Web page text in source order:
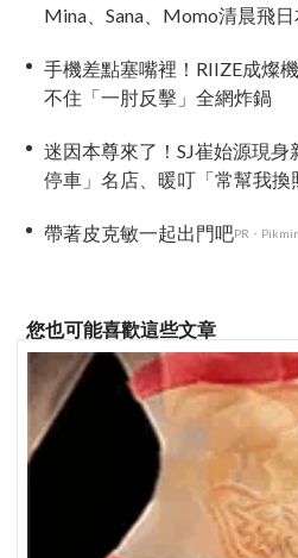
Mina、Sana、Momo清晨飛
手機差點塞嘴裡！RIIZE成燦
不住「一肘反擊」全網炸鍋
迷因本尊來了！SJ崔始源現
停車」名店、暖叮「常幫我換
帶著皮克敏一起出門吧PR・
您也可能喜歡這些文章